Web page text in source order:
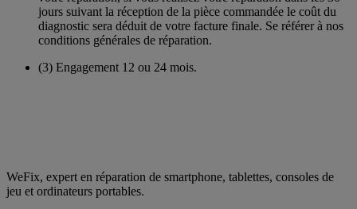
jours suivant la réception de la pièce commandée le coût du
diagnostic sera déduit de votre facture finale. Se référer à nos
conditions générales de réparation.
(3) Engagement 12 ou 24 mois.
WeFix, expert en réparation de smartphone, tablettes, consoles de
jeu et ordinateurs portables.